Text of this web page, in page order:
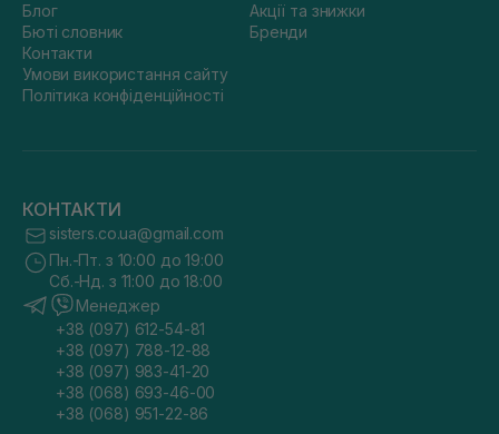
Блог
Бюті словник
Контакти
Умови використання сайту
Політика конфіденційності
Акції та знижки
Бренди
КОНТАКТИ
sisters.co.ua@gmail.com
Пн.-Пт. з 10:00 до 19:00
Сб.-Нд. з 11:00 до 18:00
Менеджер
+38 (097) 612-54-81
+38 (097) 788-12-88
+38 (097) 983-41-20
+38 (068) 693-46-00
+38 (068) 951-22-86